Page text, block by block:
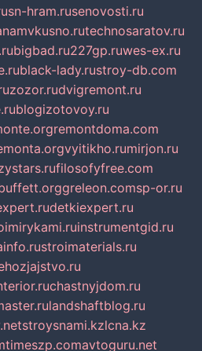
sn-hram.rusenovosti.ru
technosaratov.ru
bigbad.ru227gp.ruwes-ex.ru
black-lady.rustroy-db.com
zozor.rudvigremont.ru
blogizotovoy.ru
remontdoma.com
vyitikho.rumirjon.ru
filosofyfree.com
greleon.comsp-or.ru
detkiexpert.ru
instrumentgid.ru
stroimaterials.ru
chastnyjdom.ru
landshaftblog.ru
stroysnami.kzlcna.kz
timeszp.comavtoguru.net